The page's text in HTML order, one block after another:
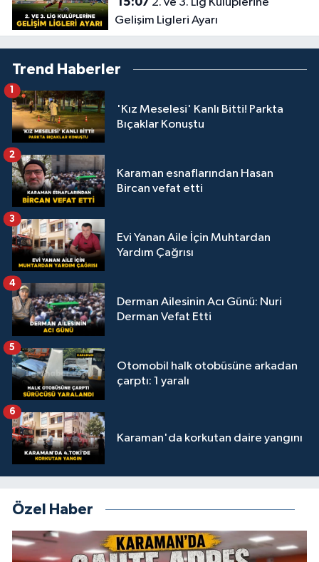
Gelişim Ligleri Ayarı
Trend Haberler
'Kız Meselesi' Kanlı Bitti! Parkta
Bıçaklar Konuştu
1
Karaman esnaflarından Hasan
Bircan vefat etti
2
Evi Yanan Aile İçin Muhtardan
Yardım Çağrısı
3
Derman Ailesinin Acı Günü: Nuri
Derman Vefat Etti
4
Otomobil halk otobüsüne arkadan
çarptı: 1 yaralı
5
Karaman'da korkutan daire yangını
6
Özel Haber